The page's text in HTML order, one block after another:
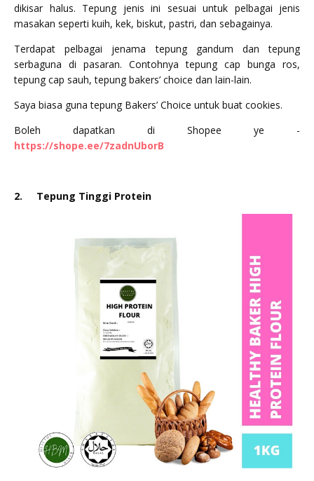
dikisar halus. Tepung jenis ini sesuai untuk pelbagai jenis
masakan seperti kuih, kek, biskut, pastri, dan sebagainya.
Terdapat pelbagai jenama tepung gandum dan tepung
serbaguna di pasaran. Contohnya tepung cap bunga ros,
tepung cap sauh, tepung bakers’ choice dan lain-lain.
Saya biasa guna tepung Bakers’ Choice untuk buat cookies.
Boleh dapatkan di Shopee ye -
https://shope.ee/7zadnUborB
2. Tepung Tinggi Protein